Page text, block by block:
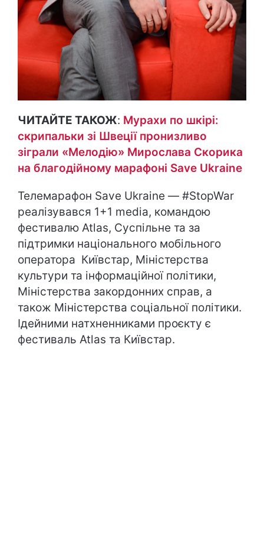
ЧИТАЙТЕ ТАКОЖ: Мурахи по шкірі:
скрипальки зі Швеції пронизливо
зіграли «Мелодію» Мирослава Скорика
на благодійному марафоні Save Ukraine
Телемарафон Save Ukraine — #StopWar
реалізувався 1+1 media, командою
фестивалю Atlas, Суспільне та за
підтримки національного мобільного
оператора Київстар, Міністерства
культури та інформаційної політики,
Міністерства закордонних справ, а
також Міністерства соціальної політики.
Ідейними натхненниками проєкту є
фестиваль Atlas та Київстар.